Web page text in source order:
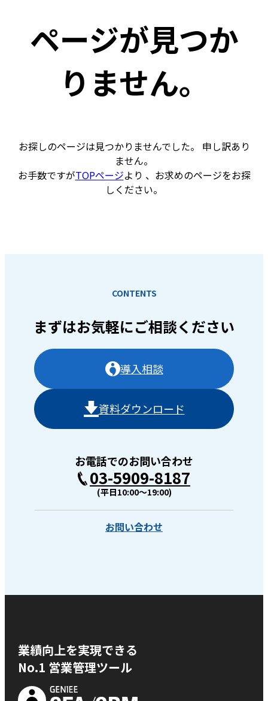
ページが見つか
りません。
お探しのページは見つかりませんでした。 申し訳あり
ません。
お手数ですがTOPページより 、お求めのページをお探
しください。
CONTENTS
まずはお気軽にご相談ください
導入相談
資料ダウンロード
お電話でのお問い合わせ
03-5909-8187
(平日10:00〜19:00)
お問い合わせ
業績向上を実現できる
No.1 営業管理ツール